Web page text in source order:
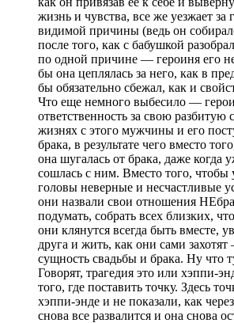
жизнь и чувства, все же уезжает за
видимой причины (ведь он
после того, как с бабушкой
по одной причине — героиня его
бы она цеплялась за него, как в
бы обязательно сбежал, как и
Что еще немного выбесило —
ответственность за свою
жизнях с этого мужчины и его
брака, в результате чего вместо
она шугалась от брака, даже когда
сошлась с ним. Вместо того, чтобы
головы неверные и несчастливые
они назвали свои отношения
подумать, собрать всех близких,
они клянутся всегда быть вместе,
друга и жить, как они сами захотят
сущность свадьбы и брака. Ну что
Говорят, трагедия это или хэппи-
того, где поставить точку. Здесь
хэппи-энде и не показали, как
снова все развалится и она снова